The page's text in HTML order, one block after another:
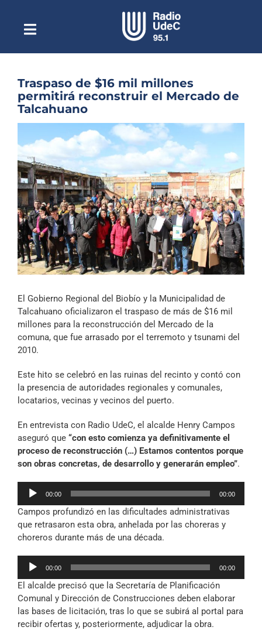
contenidoToggle
NavigationEscuchar Radio UdeC en vivo
Quiénes Somos
Programación
Podcast
Noticias
Reportajes
Columnas
Música Clásica
Especiales
Archivo Sonoro
Traspaso de $16 mil millones
permitirá reconstruir el Mercado de
Talcahuano
imagen
más
grande
El Gobierno Regional del Biobío y la Municipalidad de
Talcahuano oficializaron el traspaso de más de $16 mil
millones para la reconstrucción del Mercado de la
comuna, que fue arrasado por el terremoto y tsunami del
2010.
Este hito se celebró en las ruinas del recinto y contó con
la presencia de autoridades regionales y comunales,
locatarios, vecinas y vecinos del puerto.
En entrevista con Radio UdeC, el alcalde Henry Campos
aseguró que “con esto comienza ya definitivamente el
proceso de reconstrucción (…) Estamos contentos porque
son obras concretas, de desarrollo y generarán empleo”.
Reproductor
audio
00:00 00:00
Campos profundizó en las dificultades administrativas
que retrasaron esta obra, anhelada por las choreras y
choreros durante más de una década.
Reproductor
audio
00:00 00:00
El alcalde precisó que la Secretaría de Planificación
Comunal y Dirección de Construcciones deben elaborar
las bases de licitación, tras lo que se subirá al portal para
recibir ofertas y, posteriormente, adjudicar la obra.